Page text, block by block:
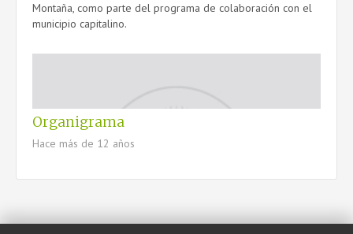
Montaña, como parte del programa de colaboración con el
municipio capitalino.
Organigrama
Hace más de 12 años